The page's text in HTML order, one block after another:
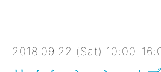
2018.09.22 (Sat) 10:00-